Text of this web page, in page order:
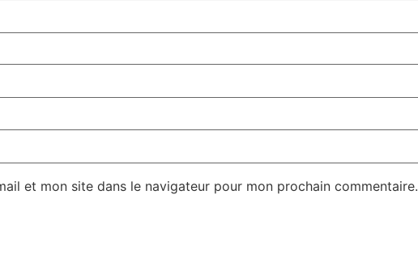
et mon site dans le navigateur pour mon prochain commentaire.